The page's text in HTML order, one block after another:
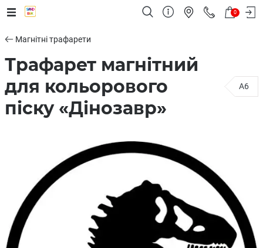
0
Магнітні трафарети
Трафарет магнітний
для кольорового
піску «Дінозавр»
A6